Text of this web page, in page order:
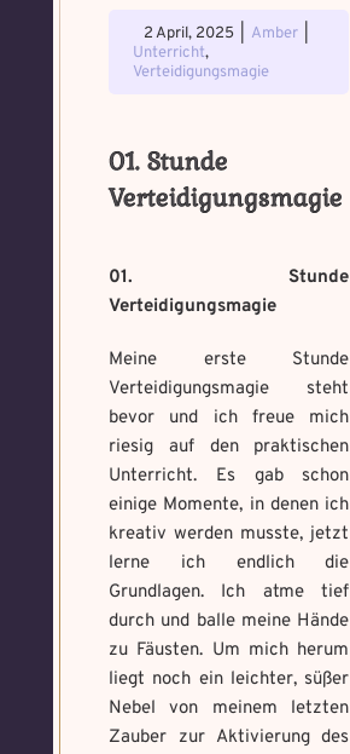
2 April, 2025 Amber
Unterricht,
Verteidigungsmagie
01. Stunde
Verteidigungsmagie
01. Stunde
Verteidigungsmagie
Meine erste Stunde
Verteidigungsmagie steht
bevor und ich freue mich
riesig auf den praktischen
Unterricht. Es gab schon
einige Momente, in denen ich
kreativ werden musste, jetzt
lerne ich endlich die
Grundlagen. Ich atme tief
durch und balle meine Hände
zu Fäusten. Um mich herum
liegt noch ein leichter, süßer
Nebel von meinem letzten
Zauber zur Aktivierung des